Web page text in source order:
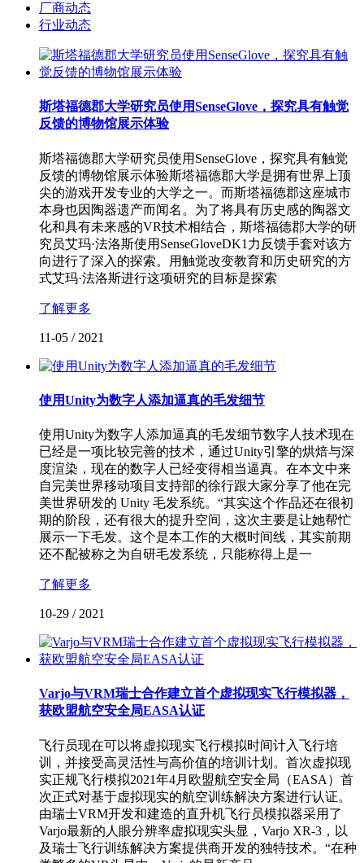
厂商动态
行业动态
斯塔福德郡大学研究员使用SenseGlove，探究具有触觉
反馈的博物馆展示体验
斯塔福德郡大学研究员使用SenseGlove，探究具有触觉
反馈的博物馆展示体验斯塔福德郡大学是拥有世界上顶
尖的游戏开发专业的大学之一。而斯塔福德郡这座城市
本身也因陶器遗产而闻名。为了将具有历史感的陶器文
化和具有未来感的VR技术相结合，斯塔福德郡大学的研
究员艾玛·法洛斯使用SenseGloveDK1力反馈手套对该方
向进行了深入的探索。用触觉改变教育和历史研究的方
式艾玛·法洛斯进行这项研究的目标是探索
了解更多
11-05 / 2021
使用Unity为数字人添加逼真的毛发细节
使用Unity为数字人添加逼真的毛发细节数字人技术现在
已经是一项比较完善的技术，通过Unity引擎的烘焙与深
度渲染，现在的数字人已经变得相当逼真。在本文中来
自完美世界移动项目支持部的徐行跟大家分享了他在完
美世界研发的 Unity 毛发系统。“其实这个作品还在很初
期的阶段，还有很大的提升空间，这次主要是让她帮忙
展示一下毛发。这个是本工作的大概时间线，其实前期
还不配被称之为自研毛发系统，只能称得上是一
了解更多
10-29 / 2021
Varjo与VRM瑞士合作建立首个虚拟现实飞行模拟器，
获欧盟航空安全局EASA认证
飞行员现在可以将虚拟现实飞行模拟时间计入飞行培
训，并接受高灵活性与高价值的培训计划。首次虚拟现
实正规飞行模拟2021年4月欧盟航空安全局（EASA）首
次正式对基于虚拟现实的航空训练解决方案进行认证。
由瑞士VRM开发和建造的直升机飞行员模拟器采用了
Varjo最新的人眼分辨率虚拟现实头显，Varjo XR-3，以
及瑞士飞行训练解决方案提供商开发的独特技术。“在种